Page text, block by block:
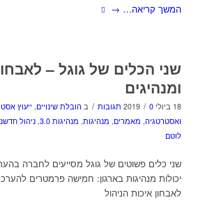
המשך קריאה… →
שני הכלים של גוגל –
ומנהיגים
18 ביולי 2019 / 0 תגובות / ב הובלת שינויים ייעוץ
ואסטרטגיה, מאמרים מנהיגות, מנהיגות 3.0 , ניהול
לוטם
שני כלים פשוטים של גוגל מסייעים לחברה
לאבחון איכות הניהול